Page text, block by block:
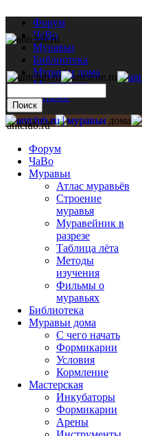
Форум
ЧаВо
Муравьи
Библиотека
Муравьи дома
Мастерская
Каталог
antclub.ru
Форум
ЧаВо
Муравьи
Атлас муравьёв
Строение
муравья
Муравейник в
разрезе
Таблица лёта
Методы
изучения
Фильмы о
муравьях
Библиотека
Муравьи дома
С чего начать
Формикарии
Условия
Кормление
Мастерская
Инкубаторы
Формикарии
Арены